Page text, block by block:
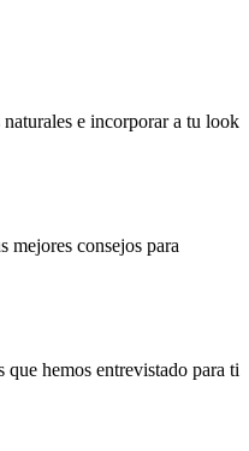
e incorporar a tu look
mejores consejos para
hemos entrevistado para ti